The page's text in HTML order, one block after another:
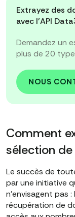
Extrayez des
avec l'API
Demandez un
plus de 20
NOUS
Comment
sélection
Le succès de
par une initiative
n'envisagent pas
récupération de